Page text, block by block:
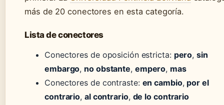
más de 20 conectores en esta categoría.
Lista de conectores
Conectores de oposición estricta: pero,sin
embargo, no obstante, empero, mas
Conectores de contraste: en cambio, por el
contrario, al contrario, de lo contrario